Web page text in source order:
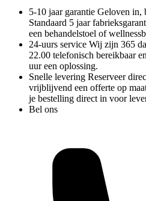
5-10 jaar garantie Geloven in,
Standaard 5 jaar
een behandelstoel of
24-uurs service Wij zijn 365
22.00 telefonisch bereikbaar
uur een oplossing.
Snelle levering Reserveer
vrijblijvend een offerte op
je bestelling direct in voor
Bel ons